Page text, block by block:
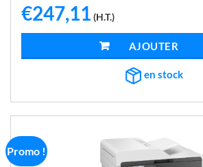
€247,11 (H.T.)
AJOUTER AU PANIER
en stock
Promo !